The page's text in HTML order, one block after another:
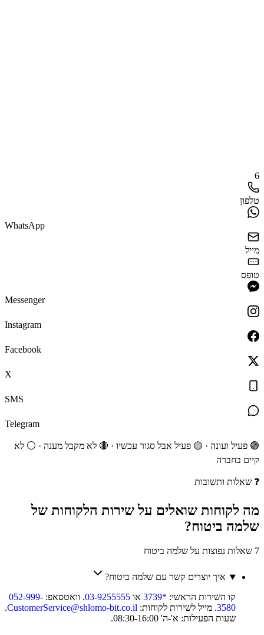
6
טלפון
WhatsApp
מייל
טופס
Messenger
Instagram
Facebook
X
SMS
Telegram
🟢 פעיל ועונה · 🟡 פעיל אבל סגור עכשיו · 🔴 לא מקבל מענה · ⚪ לא
קיים בחברה
❓ שאלות ותשובות
מה לקוחות שואלים על שירות הלקוחות של
שלמה ביטוח?
7 שאלות נפוצות על שלמה ביטוח
איך יוצרים קשר עם שלמה ביטוח?
קו השירות הראשי: *3739 או 03-9255555. וואטסאפ: 052-999-
3580. מייל לשירות לקוחות: CustomerService@shlomo-bit.co.il
.
שעות הפעילות: א'-ה' 08:30-16:00.